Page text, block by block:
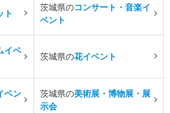
ト
茨城県のコンサート・音楽イ
ベント
イベ
茨城県の花イベント
ベン
茨城県の美術展・博物展・展
示会